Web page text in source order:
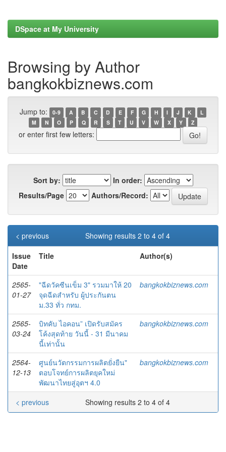
DSpace at My University
Browsing by Author
bangkokbiznews.com
Jump to: 0-9 A B C D E F G H I J K
L
M
N O P Q R S T U V W X Y Z
or enter first few letters:
Sort by:
In order:
Results/Page
Authors/Record:
Showing results 2 to 4 of 4
< previous
Issue
Date
Title Author(s)
2565-
01-27
"ฉีดวัคซีนเข็ม 3" รวมมาให้ 20
จุดฉีดสำหรับ ผู้ประกันตน
ม.33 ทั่ว กทม.
bangkokbiznews.com
2565-
03-24
บิทคับ ไอคอน” เปิดรับสมัคร
โค้งสุดท้าย วันนี้ - 31 มีนาคม
นี้เท่านั้น
bangkokbiznews.com
2564-
12-13
ศูนย์นวัตกรรมการผลิตยั่งยืน"
ตอบโจทย์การผลิตยุคใหม่
พัฒนาไทยสู่อุตฯ 4.0
bangkokbiznews.com
Showing results 2 to 4 of 4
< previous